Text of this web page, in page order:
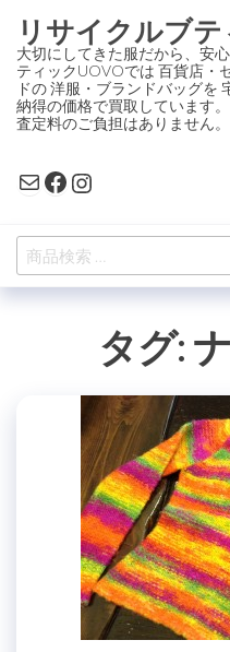
ン
テ
ン
ツ
プ
リサイクルブ
大切にしてきた服だから、安
ティックUOVOでは 百貨店・
ドの 洋服・ブランドバッグを
納得の価格で買取しています
査定料のご負担はありません
MailFacebook
Instagram
検
索
タグ: